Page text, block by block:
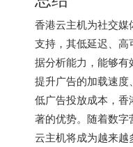
香港云主机为社交
支持，其低延迟、
据分析能力，能够
提升广告的加载速
低广告投放成本，香
著的优势。随着数
云主机将成为越来